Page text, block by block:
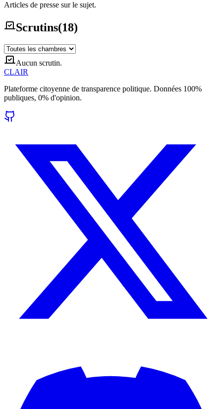
Articles de presse sur le sujet.
Scrutins(18)
Aucun scrutin.
CLAIR
Plateforme citoyenne de transparence politique. Données 100%
publiques, 0% d'opinion.